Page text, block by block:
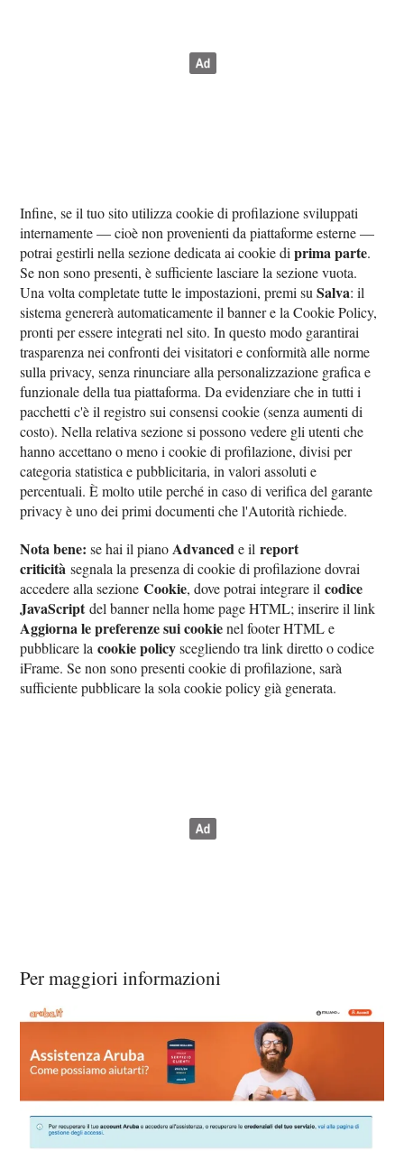
Infine, se il tuo sito utilizza cookie di profilazione sviluppati
internamente — cioè non provenienti da piattaforme esterne —
potrai gestirli nella sezione dedicata ai cookie diprima parte.
Se non sono presenti, è sufficiente lasciare la sezione vuota.
Una volta completate tutte le impostazioni, premi suSalva: il
sistema genererà automaticamente il banner e la Cookie Policy,
pronti per essere integrati nel sito. In questo modo garantirai
trasparenza nei confronti dei visitatori e conformità alle norme
sulla privacy, senza rinunciare alla personalizzazione grafica e
funzionale della tua piattaforma. Da evidenziare che in tutti i
pacchetti c'è il registro sui consensi cookie (senza aumenti di
costo). Nella relativa sezione si possono vedere gli utenti che
hanno accettano o meno i cookie di profilazione, divisi per
categoria statistica e pubblicitaria, in valori assoluti e
percentuali. È molto utile perché in caso di verifica del garante
privacy è uno dei primi documenti che l'Autorità richiede.
Nota bene: se hai il pianoAdvancede ilreport
criticità segnala la presenza di cookie di profilazione dovrai
accedere alla sezioneCookie, dove potrai integrare ilcodice
JavaScriptdel banner nella home page HTML; inserire il link
Aggiorna le preferenze sui cookienel footer HTML e
pubblicare lacookie policyscegliendo tra link diretto o codice
iFrame. Se non sono presenti cookie di profilazione, sarà
sufficiente pubblicare la sola cookie policy già generata.
Per maggiori informazioni